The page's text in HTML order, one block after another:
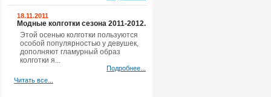
18.11.2011
Модные колготки сезона 2011-2012.
Этой осенью колготки пользуются
особой популярностью у девушек,
дополняют гламурный образ
колготки я...
Подробнее...
Читать все...